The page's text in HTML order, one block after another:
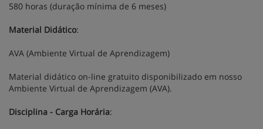
580 horas (duração mínima de 6 meses)
Material Didático:
AVA (Ambiente Virtual de Aprendizagem)
Material didático on-line gratuito disponibilizado em nosso
Ambiente Virtual de Aprendizagem (AVA).
Disciplina - Carga Horária: